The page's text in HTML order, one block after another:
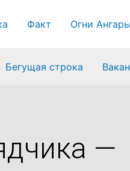
Факт Огни Ангары
Бегущая строка
—